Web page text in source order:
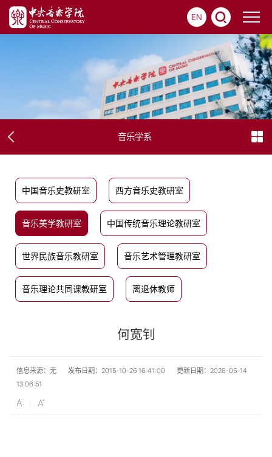
EN
音乐学系
中国音乐史教研室 西方音乐史教研室
音乐美学教研室 中国传统音乐理论教研室
世界民族音乐教研室 音乐艺术管理教研室
音乐理论共同课教研室 离退休教师
何宽钊
信息来源：无 发布日期：2015-10-26 16:41:00
更新日期：2026-05-14
13:06:51